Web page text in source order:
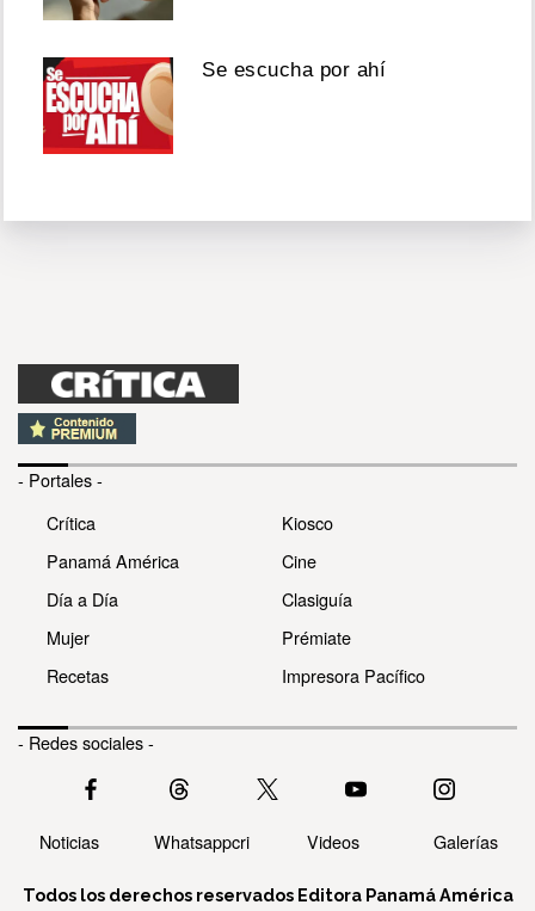
Se escucha por ahí
- Portales -
Crítica
Panamá América
Día a Día
Mujer
Recetas
Kiosco
Cine
Clasiguía
Prémiate
Impresora Pacífico
- Redes sociales -
Noticias Whatsappcri Videos Galerías
Todos los derechos reservados Editora Panamá América